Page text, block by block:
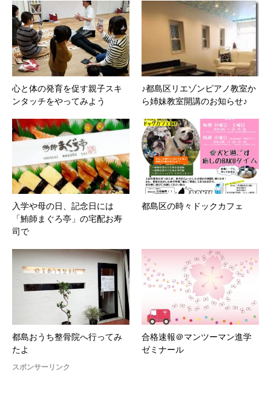
心と体の発育を促す親子スキ
ンタッチをやってみよう
♪都島区リエゾンピアノ教室か
ら姉妹教室開講のお知らせ♪
入学や母の日、記念日には
「鮪師まぐろ亭」の宅配お寿
司で
都島区の時々ドックカフェ
都島おうち整骨院へ行ってみ
たよ
合格速報＠マンツーマン進学
ゼミナール
スポンサーリンク